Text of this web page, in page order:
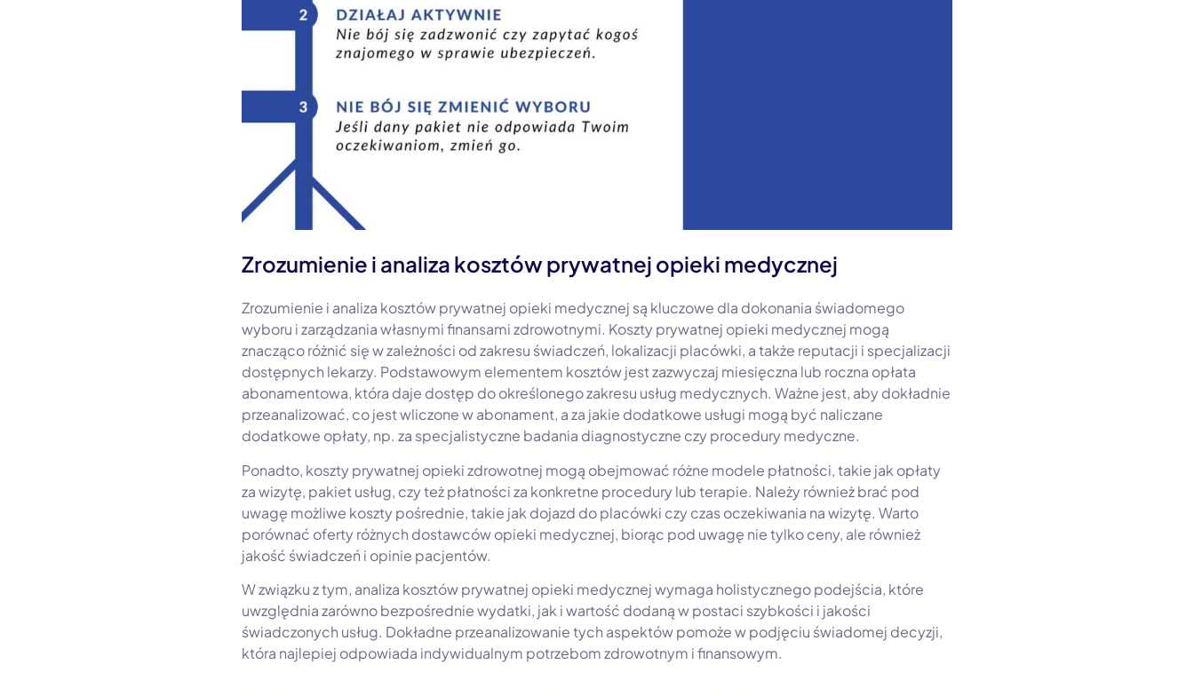
Zrozumienie i analiza kosztów prywatnej opieki medycznej
Zrozumienie i analiza kosztów prywatnej opieki medycznej są kluczowe dla dokonania świadomego
wyboru i zarządzania własnymi finansami zdrowotnymi. Koszty prywatnej opieki medycznej mogą
znacząco różnić się w zależności od zakresu świadczeń, lokalizacji placówki, a także reputacji i specjalizacji
dostępnych lekarzy. Podstawowym elementem kosztów jest zazwyczaj miesięczna lub roczna opłata
abonamentowa, która daje dostęp do określonego zakresu usług medycznych. Ważne jest, aby dokładnie
przeanalizować, co jest wliczone w abonament, a za jakie dodatkowe usługi mogą być naliczane
dodatkowe opłaty, np. za specjalistyczne badania diagnostyczne czy procedury medyczne.
Ponadto, koszty prywatnej opieki zdrowotnej mogą obejmować różne modele płatności, takie jak opłaty
za wizytę, pakiet usług, czy też płatności za konkretne procedury lub terapie. Należy również brać pod
uwagę możliwe koszty pośrednie, takie jak dojazd do placówki czy czas oczekiwania na wizytę. Warto
porównać oferty różnych dostawców opieki medycznej, biorąc pod uwagę nie tylko ceny, ale również
jakość świadczeń i opinie pacjentów.
W związku z tym, analiza kosztów prywatnej opieki medycznej wymaga holistycznego podejścia, które
uwzględnia zarówno bezpośrednie wydatki, jak i wartość dodaną w postaci szybkości i jakości
świadczonych usług. Dokładne przeanalizowanie tych aspektów pomoże w podjęciu świadomej decyzji,
która najlepiej odpowiada indywidualnym potrzebom zdrowotnym i finansowym.